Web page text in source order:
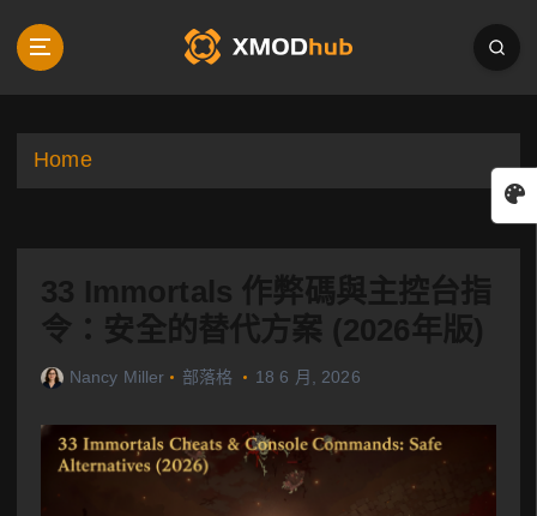
p
Home
33 Immortals 作弊碼與主控台指
令：安全的替代方案 (2026年版)
Nancy Miller 部落格 18 6 月, 2026